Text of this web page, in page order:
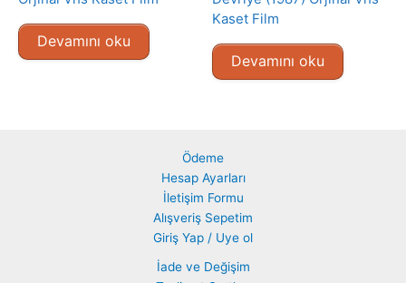
Devamını oku
Kaset Film
Devamını oku
Ödeme
Hesap Ayarları
İletişim Formu
Alışveriş Sepetim
Giriş Yap / Uye ol
İade ve Değişim